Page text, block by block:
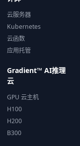
云服务器
Kubernetes
云函数
应用托管
Gradient™ AI推理
云
GPU 云主机
H100
H200
B300